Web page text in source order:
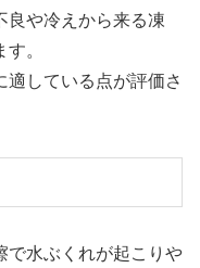
良や冷えから来る凍
。
している点が評価さ
で水ぶくれが起こりや